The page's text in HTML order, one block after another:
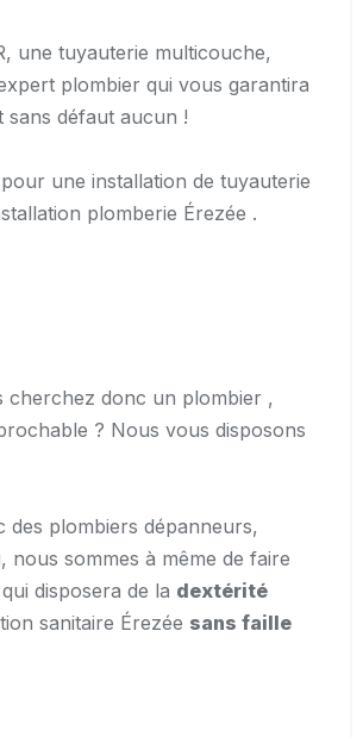
une tuyauterie multicouche,
plombier qui vous garantira
défaut aucun !
pour une installation de tuyauterie
plomberie Érezée .
cherchez donc un plombier ,
? Nous vous disposons
plombiers dépanneurs,
nous sommes à même de faire
disposera de la dextérité
sanitaire Érezée sans faille